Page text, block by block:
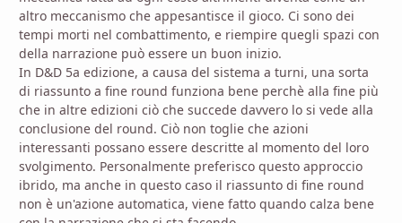
altro meccanismo che appesantisce il gioco. Ci sono dei
tempi morti nel combattimento, e riempire quegli spazi con
della narrazione può essere un buon inizio.
In D&D 5a edizione, a causa del sistema a turni, una sorta
di riassunto a fine round funziona bene perchè alla fine più
che in altre edizioni ciò che succede davvero lo si vede alla
conclusione del round. Ciò non toglie che azioni
interessanti possano essere descritte al momento del loro
svolgimento. Personalmente preferisco questo approccio
ibrido, ma anche in questo caso il riassunto di fine round
non è un'azione automatica, viene fatto quando calza bene